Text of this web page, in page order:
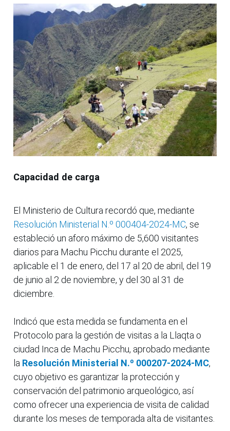
Capacidad de carga
El Ministerio de Cultura recordó que, mediante
Resolución Ministerial N.º 000404-2024-MC, se
estableció un aforo máximo de 5,600 visitantes
diarios para Machu Picchu durante el 2025,
aplicable el 1 de enero, del 17 al 20 de abril, del 19
de junio al 2 de noviembre, y del 30 al 31 de
diciembre.
Indicó que esta medida se fundamenta en el
Protocolo para la gestión de visitas a la Llaqta o
ciudad Inca de Machu Picchu, aprobado mediante
la Resolución Ministerial N.º 000207-2024-MC,
cuyo objetivo es garantizar la protección y
conservación del patrimonio arqueológico, así
como ofrecer una experiencia de visita de calidad
durante los meses de temporada alta de visitantes.